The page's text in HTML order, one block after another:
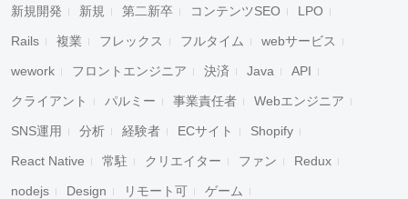
新規開発 新規 第二新卒 コンテンツSEO LPO
Rails 複業 フレックス フルタイム webサービス
wework フロントエンジニア 決済 Java API
クライアント パルミー 事業責任者 Webエンジニア
SNS運用 分析 経験者 ECサイト Shopify
React Native 常駐 クリエイター ファン Redux
nodejs Design リモート可 ゲーム